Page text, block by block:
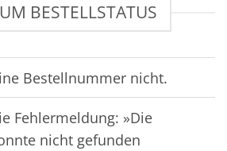
BESTELLSTATUS
Bestellnummer nicht.
Fehlermeldung: »Die
nicht gefunden